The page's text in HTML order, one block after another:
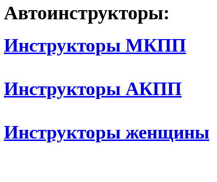
Автоинструкторы:
Инструкторы МКПП
Инструкторы АКПП
Инструкторы женщины